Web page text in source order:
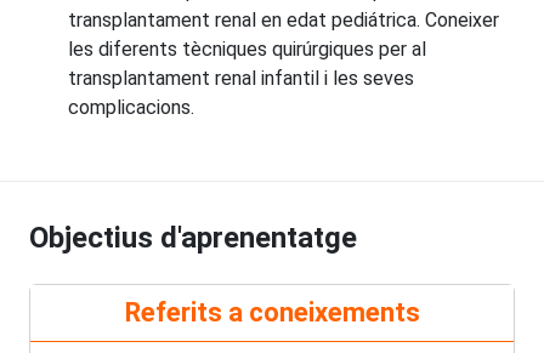
transplantament renal en edat pediátrica. Coneixer
les diferents tècniques quirúrgiques per al
transplantament renal infantil i les seves
complicacions.
Objectius d'aprenentatge
Referits a coneixements